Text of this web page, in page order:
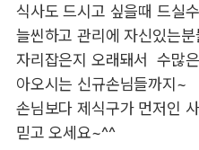
식사도 드시고 싶을때 드실
늘씬하고 관리에 자신있는
자리잡은지 오래돼서 수많
아오시는 신규손님들까지~
손님보다 제식구가 먼저인
믿고 오세요~^^